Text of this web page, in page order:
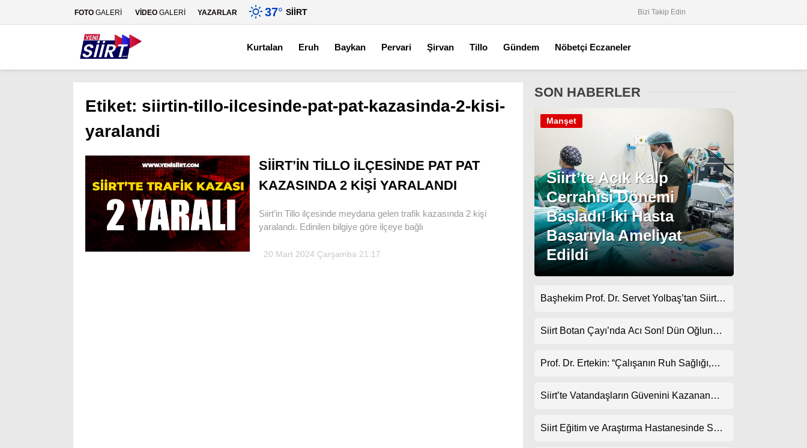
Gündem
Spor
FOTO GALERİ VİDEO GALERİ YAZARLAR 37° SIIRT Bizi Takip Edin
Kurtalan Eruh Baykan Pervari Şirvan Tillo Gündem Nöbetçi Eczaneler
Etiket: siirtin-tillo-ilcesinde-pat-pat-kazasinda-2-kisi-
yaralandi
SİİRT’İN TİLLO İLÇESİNDE PAT PAT
KAZASINDA 2 KİŞİ YARALANDI
Siirt’in Tillo ilçesinde meydana gelen trafik kazasında 2 kişi
yaralandı. Edinilen bilgiye göre ilçeye bağlı
20 Mart 2024 Çarşamba 21:17
SON HABERLER
Siirt’te Açık Kalp
Cerrahisi Dönemi
Başladı! İki Hasta
Başarıyla Ameliyat
Edildi
Manşet
Başhekim Prof. Dr. Servet Yolbaş’tan Siirt’e
Siirt Botan Çayı’nda Acı Son! Dün Oğlunun,
Prof. Dr. Ertekin: “Çalışanın Ruh Sağlığı,
Siirt’te Vatandaşların Güvenini Kazanan
Topluyor
Siirt Eğitim ve Araştırma Hastanesinde Son